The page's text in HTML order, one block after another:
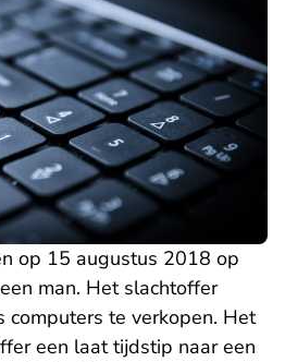
op 15 augustus 2018 op
man. Het slachtoffer
computers te verkopen. Het
een laat tijdstip naar een